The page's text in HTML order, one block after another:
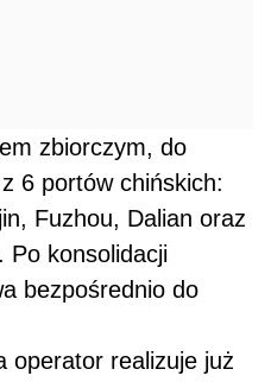
zbiorczym, do
6 portów chińskich:
Fuzhou, Dalian oraz
Po konsolidacji
bezpośrednio do
operator realizuje już